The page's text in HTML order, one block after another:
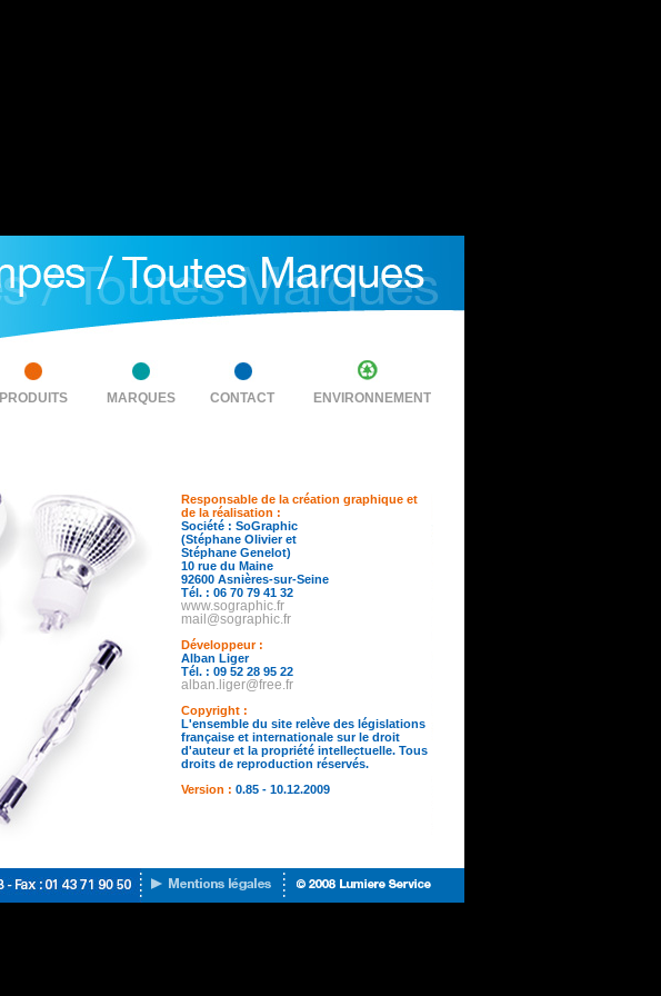
PRODUITS MARQUES CONTACT ENVIRONNEMENT
Responsable de la création graphique et
de la réalisation :
Société : SoGraphic
(Stéphane Olivier et
Stéphane Genelot)
10 rue du Maine
92600 Asnières-sur-Seine
Tél. : 06 70 79 41 32
www.sographic.fr
mail@sographic.fr
Développeur :
Alban Liger
Tél. : 09 52 28 95 22
alban.liger@free.fr
Copyright :
L'ensemble du site relève des législations
française et internationale sur le droit
d'auteur et la propriété intellectuelle. Tous
droits de reproduction réservés.
Version : 0.85 - 10.12.2009